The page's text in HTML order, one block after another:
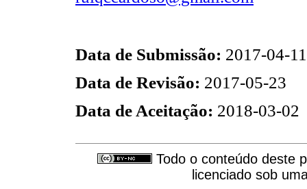
Data de Submissão: 2017-04-11
Data de Revisão: 2017-05-23
Data de Aceitação: 2018-03-02
Todo o conteúdo deste
licenciado sob